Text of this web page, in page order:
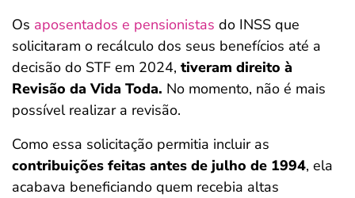
Os aposentados e pensionistas do INSS que
solicitaram o recálculo dos seus benefícios até a
decisão do STF em 2024, tiveram direito à
Revisão da Vida Toda. No momento, não é mais
possível realizar a revisão.
Como essa solicitação permitia incluir as
contribuições feitas antes de julho de 1994, ela
acabava beneficiando quem recebia altas